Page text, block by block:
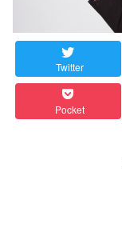
Twitter
Pocket